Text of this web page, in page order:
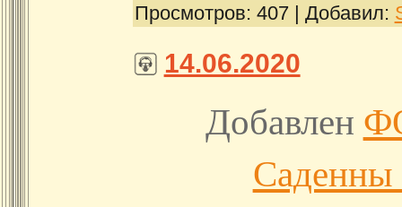
Просмотров: 407 | Добавил:
14.06.2020
Добавлен